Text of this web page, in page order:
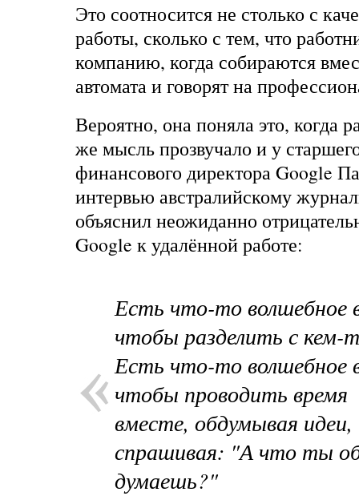
Это соотносится не столько с
работы, сколько с тем, что
компанию, когда собираются
автомата и говорят на
Вероятно, она поняла это, когда
же мысль прозвучало и у
финансового директора Google
интервью австралийскому
объяснил неожиданно
Google к удалённой работе:
Есть что-то волшебное
чтобы разделить с кем-
Есть что-то волшебное
чтобы проводить время
вместе, обдумывая идеи,
спрашивая: "А что ты
думаешь?"